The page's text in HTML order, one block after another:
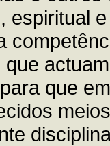
espiritual
que